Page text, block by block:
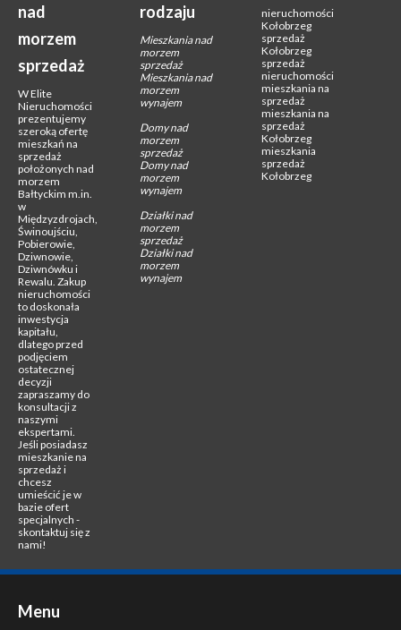
nad
morzem
sprzedaż
W Elite
Nieruchomości
prezentujemy
szeroką ofertę
mieszkań na
sprzedaż
położonych nad
morzem
Bałtyckim m.in.
w
Międzyzdrojach,
Świnoujściu,
Pobierowie,
Dziwnowie,
Dziwnówku i
Rewalu. Zakup
nieruchomości
to doskonała
inwestycja
kapitału,
dlatego przed
podjęciem
ostatecznej
decyzji
zapraszamy do
konsultacji z
naszymi
ekspertami.
Jeśli posiadasz
mieszkanie na
sprzedaż i
chcesz
umieścić je w
bazie ofert
specjalnych -
skontaktuj się z
nami!
rodzaju
Mieszkania nad
morzem
sprzedaż
Mieszkania nad
morzem
wynajem
Domy nad
morzem
sprzedaż
Domy nad
morzem
wynajem
Działki nad
morzem
sprzedaż
Działki nad
morzem
wynajem
nieruchomości
Kołobrzeg
sprzedaż
Kołobrzeg
sprzedaż
nieruchomości
mieszkania na
sprzedaż
mieszkania na
sprzedaż
Kołobrzeg
mieszkania
sprzedaż
Kołobrzeg
Menu